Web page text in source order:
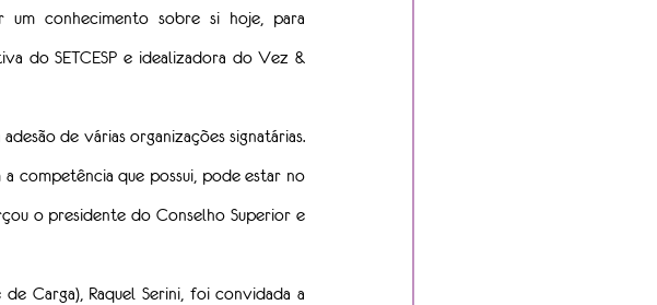
conhecimento sobre si hoje, para
do SETCESP e idealizadora do Vez &
de várias organizações signatárias.
competência que possui, pode estar no
o presidente do Conselho Superior e
Carga), Raquel Serini, foi convidada a